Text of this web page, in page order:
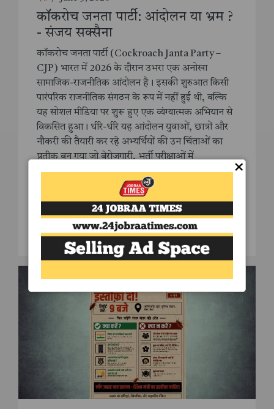
कॉकरोच जनता पार्टी: आंदोलन या भ्रम ?
- संजय सक्सैना
कॉकरोच जनता पार्टी (Cockroach Janta Party –
CJP) भारत में 2026 के दौरान उभरा एक अनोखा
सामाजिक-राजनीतिक आंदोलन है। इसकी शुरुआत किसी
पारंपरिक राजनीतिक संगठन के रूप में नहीं हुई थी, बल्कि
यह सोशल मीडिया पर शुरू हुए एक व्यंग्यात्मक अभियान से
विकसित हुआ। धीरे-धीरे यह आंदोलन युवाओं, छात्रों और
नौकरी की तैयारी कर रहे अभ्यर्थियों की उन चिंताओं का
प्रतीक बन गया जो बेरोज़गारी, भर्ती परीक्षाओं में
अनियमितताओं, भर्ती प्रक्रियाओं में देरी और राजनीतिक
उपेक्षा से जुड़ी थीं। विभिन्न मीडिया रिपोर्टों के अनुसार, यह
आंदोलन मुख्य रूप से उन युवाओं की आवाज़ के रूप में
सामने आया जो महसूस करते हैं कि उनकी समस्याओं को
पर्याप्त महत्व नहीं दिया जा रहा है।
×